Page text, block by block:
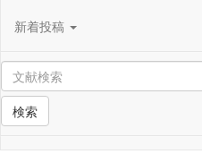
新着投稿
検索